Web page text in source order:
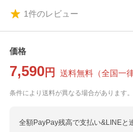
1件のレビュー
価格
7,590 円 送料無料 （全国一
条件により送料が異なる場合があります。
全額PayPay残高で支払い&LINEと